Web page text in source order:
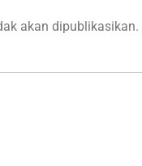
akan dipublikasikan.